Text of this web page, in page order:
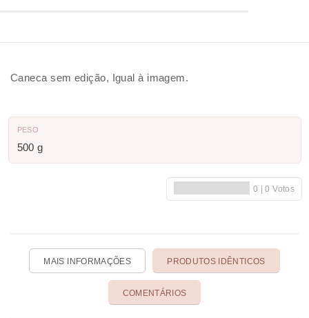
Caneca sem edição, Igual à imagem.
PESO
500 g
MAIS INFORMAÇÕES PRODUTOS IDÊNTICOS
COMENTÁRIOS